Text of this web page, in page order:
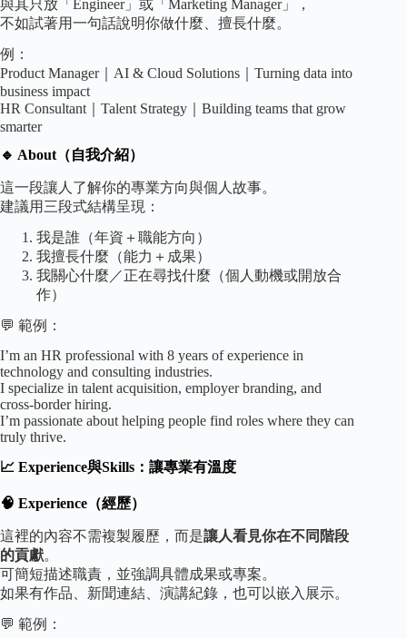
與其只放「Engineer」或「Marketing Manager」，
不如試著用一句話說明你做什麼、擅長什麼。
例：
Product Manager｜AI & Cloud Solutions｜Turning data into
business impact
HR Consultant｜Talent Strategy｜Building teams that grow
smarter
🔹 About（自我介紹）
這一段讓人了解你的專業方向與個人故事。
建議用三段式結構呈現：
我是誰（年資＋職能方向）
我擅長什麼（能力＋成果）
我關心什麼／正在尋找什麼（個人動機或開放合
作）
💬 範例：
I’m an HR professional with 8 years of experience in
technology and consulting industries.
I specialize in talent acquisition, employer branding, and
cross-border hiring.
I’m passionate about helping people find roles where they can
truly thrive.
📈 Experience與Skills：讓專業有溫度
🧠 Experience（經歷）
這裡的內容不需複製履歷，而是讓人看見你在不同階段
的貢獻。
可簡短描述職責，並強調具體成果或專案。
如果有作品、新聞連結、演講紀錄，也可以嵌入展示。
💬 範例：